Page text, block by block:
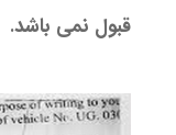
قبول نمی باشد.